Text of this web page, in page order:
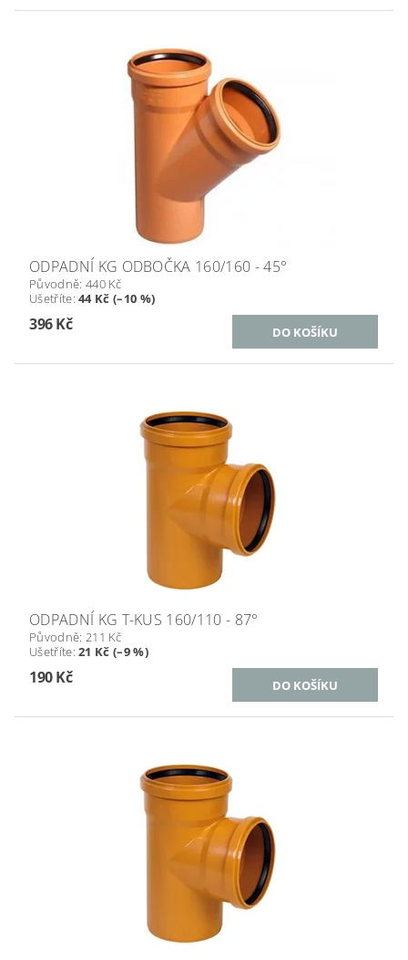
ODPADNÍ KG ODBOČKA 160/160 - 45°
Původně: 440 Kč
Ušetříte:44 Kč (–10 %)
396 Kč
ODPADNÍ KG T-KUS 160/110 - 87°
Původně: 211 Kč
Ušetříte:21 Kč (–9 %)
190 Kč